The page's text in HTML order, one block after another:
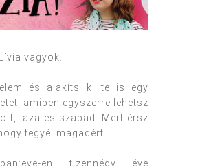
vagyok.
és alakíts ki te is egy
amiben egyszerre lehetsz
laza és szabad. Mert érsz
tegyél magadért.
en tizennégy éve